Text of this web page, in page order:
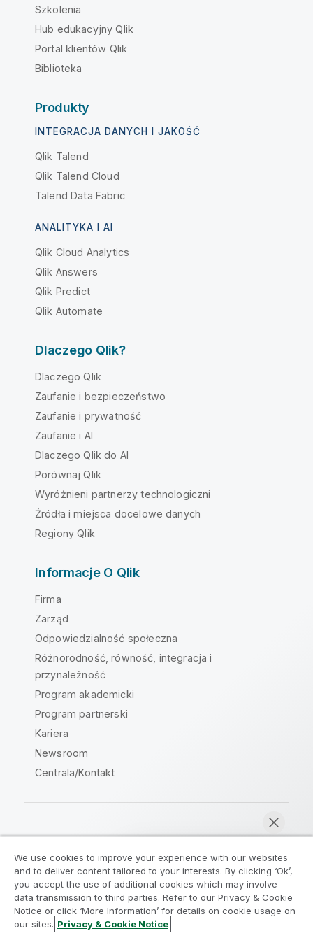
Szkolenia
Hub edukacyjny Qlik
Portal klientów Qlik
Biblioteka
Produkty
INTEGRACJA DANYCH I JAKOŚĆ
Qlik Talend
Qlik Talend Cloud
Talend Data Fabric
ANALITYKA I AI
Qlik Cloud Analytics
Qlik Answers
Qlik Predict
Qlik Automate
Dlaczego Qlik?
Dlaczego Qlik
Zaufanie i bezpieczeństwo
Zaufanie i prywatność
Zaufanie i AI
Dlaczego Qlik do AI
Porównaj Qlik
Wyróżnieni partnerzy technologiczni
Źródła i miejsca docelowe danych
Regiony Qlik
Informacje O Qlik
Firma
Zarząd
Odpowiedzialność społeczna
Różnorodność, równość, integracja i
przynależność
Program akademicki
Program partnerski
Kariera
Newsroom
Centrala/Kontakt
Umowy prawne
Warunki produktu
Legal Policies
Legal Policies
Warunki korzystania
Znaki towarowe
We use cookies to improve your experience with our websites
and to deliver content tailored to your interests. By clicking ‘Ok’,
you accept the use of additional cookies which may involve
data transmission to third parties. Refer to our Privacy & Cookie
Notice or click ‘More Information’ for details on cookie usage on
our sites. Privacy & Cookie Notice